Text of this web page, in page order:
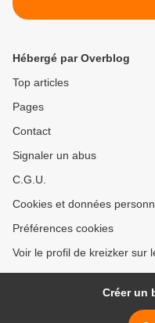
Hébergé par Overblog
Top articles
Pages
Contact
Signaler un abus
C.G.U.
Cookies et données
Préférences cookies
Voir le profil de kreizker sur
Créer un